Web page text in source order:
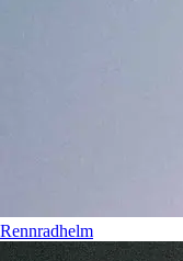
Rennradhelm